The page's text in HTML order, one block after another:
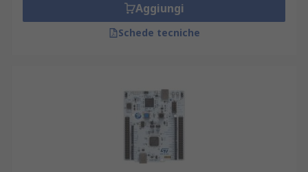
Aggiungi
Schede tecniche